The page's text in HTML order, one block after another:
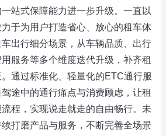
站式保障能力进一步升级。一直以
于为用户打造省心、放心的租车体
出行细分场景，从车辆品质、出行
服务等多个维度迭代升级，补齐租
通过标准化、轻量化的ETC通行服
途中的通行痛点与消费顾虑，让租
程，实现说走就走的自由畅行。未
打磨产品与服务，不断完善全场景